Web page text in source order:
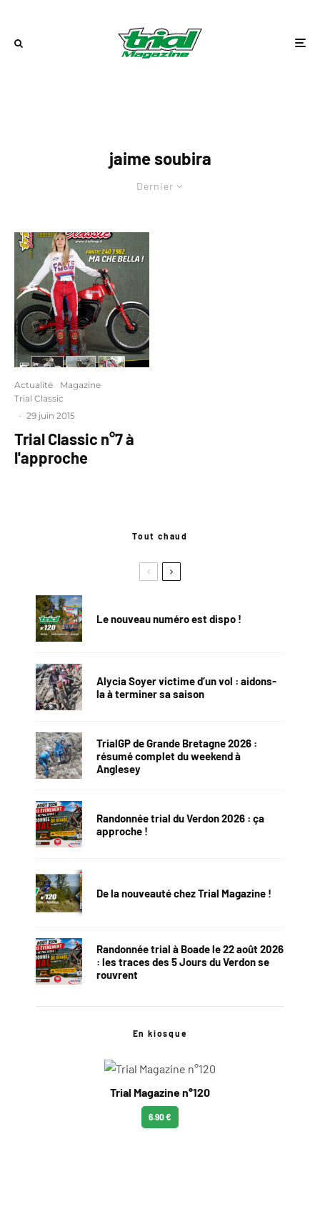
jaime soubira
Dernier
Actualité
Magazine
Trial Classic
· 29 juin 2015
Trial Classic n°7 à
l'approche
Tout chaud
Le nouveau numéro est dispo !
Alycia Soyer victime d’un vol : aidons-
la à terminer sa saison
TrialGP de Grande Bretagne 2026 :
résumé complet du weekend à
Anglesey
Randonnée trial du Verdon 2026 : ça
approche !
De la nouveauté chez Trial Magazine !
Randonnée trial à Boade le 22 août 2026
: les traces des 5 Jours du Verdon se
rouvrent
En kiosque
Trial Magazine n°120
6.90 €